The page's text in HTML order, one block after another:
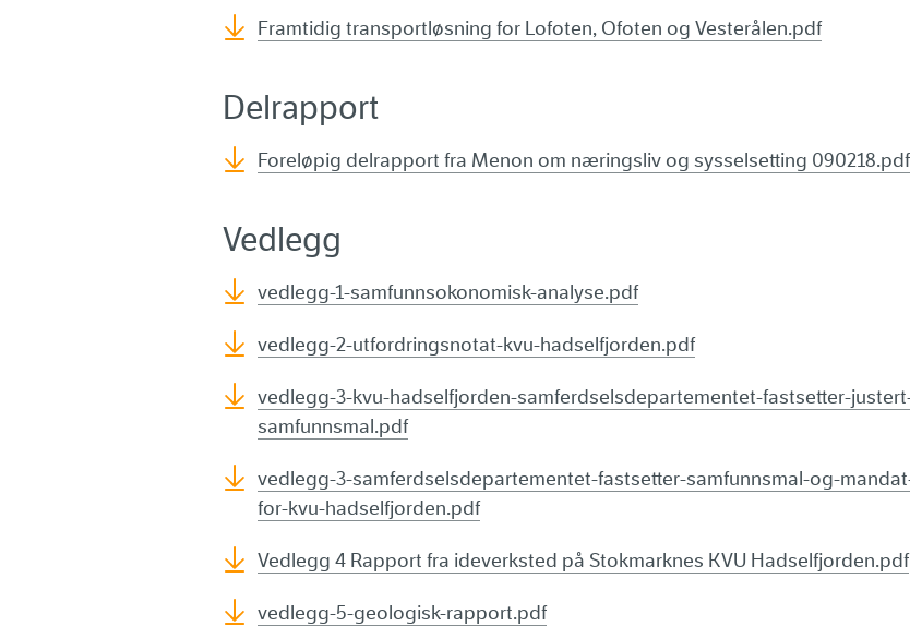
Framtidig transportløsning for Lofoten, Ofoten og Vesterålen.pdf
Delrapport
Foreløpig delrapport fra Menon om næringsliv og sysselsetting 090218.pdf
Vedlegg
vedlegg-1-samfunnsokonomisk-analyse.pdf
vedlegg-2-utfordringsnotat-kvu-hadselfjorden.pdf
vedlegg-3-kvu-hadselfjorden-samferdselsdepartementet-fastsetter-
samfunnsmal.pdf
vedlegg-3-samferdselsdepartementet-fastsetter-samfunnsmal-og-
for-kvu-hadselfjorden.pdf
Vedlegg 4 Rapport fra ideverksted på Stokmarknes KVU Hadselfjorden.pdf
vedlegg-5-geologisk-rapport.pdf